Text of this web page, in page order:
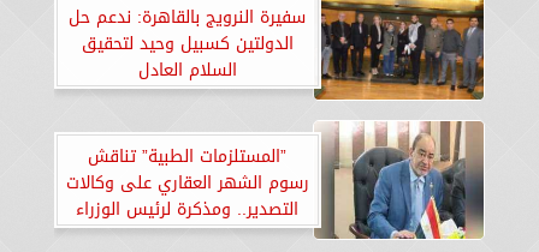
سفيرة النرويج بالقاهرة: ندعم حل
الدولتين كسبيل وحيد لتحقيق
السلام العادل
”المستلزمات الطبية” تناقش
رسوم الشهر العقاري على وكالات
التصدير.. ومذكرة لرئيس الوزراء
لإلغائها